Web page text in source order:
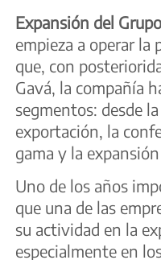
Expansión del Grupo
empieza a operar la
que, con
Gavá, la compañía
segmentos: desde
exportación, la
gama y la
Uno de los años
que una de las
su actividad en la
especialmente en